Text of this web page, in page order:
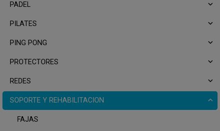
PADEL
PILATES
PING PONG
PROTECTORES
REDES
SOPORTE Y REHABILITACION
FAJAS